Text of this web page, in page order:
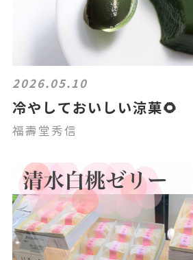
2026.05.10
冷やしておいしい涼菓🌻
福壽堂秀信